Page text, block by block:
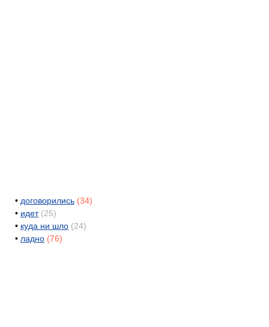
• договорились (34)
• идет (25)
• куда ни шло (24)
• ладно (76)